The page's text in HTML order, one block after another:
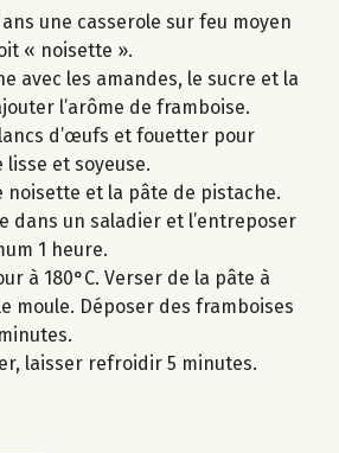
une casserole sur feu moyen
« noisette ».
avec les amandes, le sucre et la
l’arôme de framboise.
d’œufs et fouetter pour
et soyeuse.
noisette et la pâte de pistache.
dans un saladier et l’entreposer
1 heure.
à 180°C. Verser de la pâte à
moule. Déposer des framboises
laisser refroidir 5 minutes.